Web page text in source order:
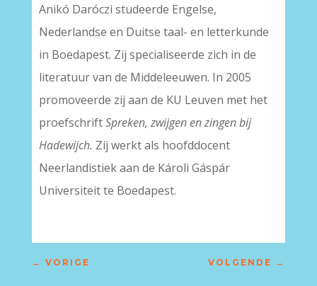
Anikó Daróczi studeerde Engelse,
Nederlandse en Duitse taal- en letterkunde
in Boedapest. Zij specialiseerde zich in de
literatuur van de Middeleeuwen. In 2005
promoveerde zij aan de KU Leuven met het
proefschriftSpreken, zwijgen en zingen bij
Hadewijch. Zij werkt als hoofddocent
Neerlandistiek aan de Károli Gáspár
Universiteit te Boedapest.
← VORIGE VOLGENDE →